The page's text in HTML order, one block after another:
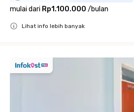
mulai dari Rp1.100.000 /bulan
Lihat info lebih banyak